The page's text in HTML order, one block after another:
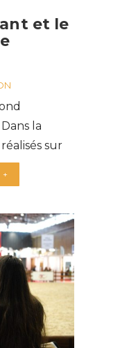
et le
la
sur
+